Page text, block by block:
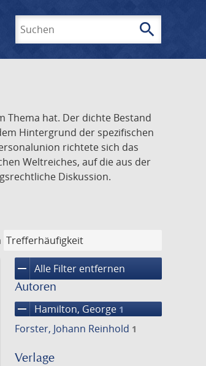
search
Thema hat. Der dichte Bestand
Hintergrund der spezifischen
richtete sich das
Weltreiches, auf die aus der
Diskussion.
remove Alle Filter entfernen
Autoren
remove Hamilton, George 1
Forster, Johann Reinhold 1
Verlage